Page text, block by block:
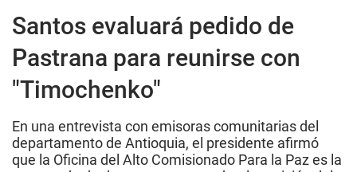
Santos evaluará pedido de
Pastrana para reunirse con
"Timochenko"
En una entrevista con emisoras comunitarias del
departamento de Antioquia, el presidente afirmó
que la Oficina del Alto Comisionado Para la Paz es la